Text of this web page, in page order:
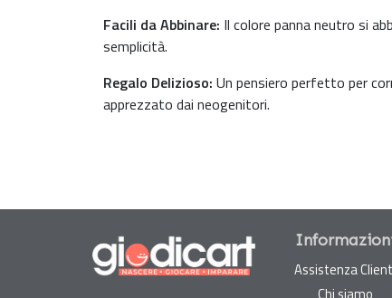
Facili da Abbinare: Il colore panna neutro si
semplicità.
Regalo Delizioso: Un pensiero perfetto per
apprezzato dai neogenitori.
Assistenza